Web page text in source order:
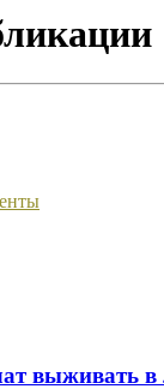
выживать в